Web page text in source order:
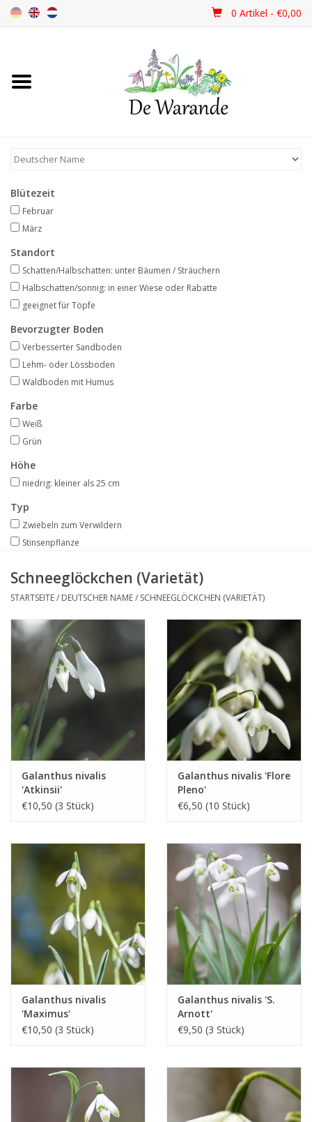
0 Artikel - €0,00
Startseite
Frühjahrsblüher
Sommerblüher
Herbstblüher
Schattenpflanzen
Angebote
Bodenverbesserung
SONSTIGE PRODUKTE
Beratung
Unser Garten!
Starke Zwiebel Tage
Blütezeit
Februar
März
Standort
Schatten/Halbschatten: unter Bäumen / Sträuchern
Halbschatten/sonnig: in einer Wiese oder Rabatte
geeignet für Töpfe
Bevorzugter Boden
Verbesserter Sandboden
Lehm- oder Lössboden
Waldboden mit Humus
Farbe
Weiß
Grün
Höhe
niedrig: kleiner als 25 cm
Typ
Zwiebeln zum Verwildern
Stinsenpflanze
Schneeglöckchen (Varietät)
STARTSEITE/ DEUTSCHER NAME/ SCHNEEGLÖCKCHEN (VARIETÄT)
Galanthus nivalis
'Atkinsii'
€10,50 (3 Stück)
Galanthus nivalis 'Flore
Pleno'
€6,50 (10 Stück)
Galanthus nivalis
'Maximus'
€10,50 (3 Stück)
Galanthus nivalis 'S.
Arnott'
€9,50 (3 Stück)